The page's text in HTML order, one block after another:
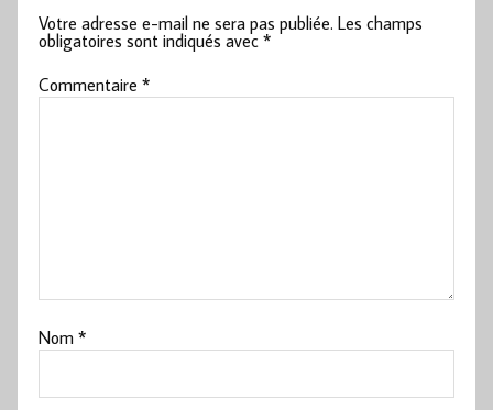
Votre adresse e-mail ne sera pas publiée. Les champs
obligatoires sont indiqués avec*
Commentaire*
Nom*